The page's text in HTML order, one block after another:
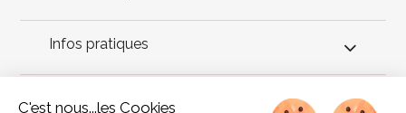
Infos pratiques
Conseils périnée
C'est nous...les Cookies